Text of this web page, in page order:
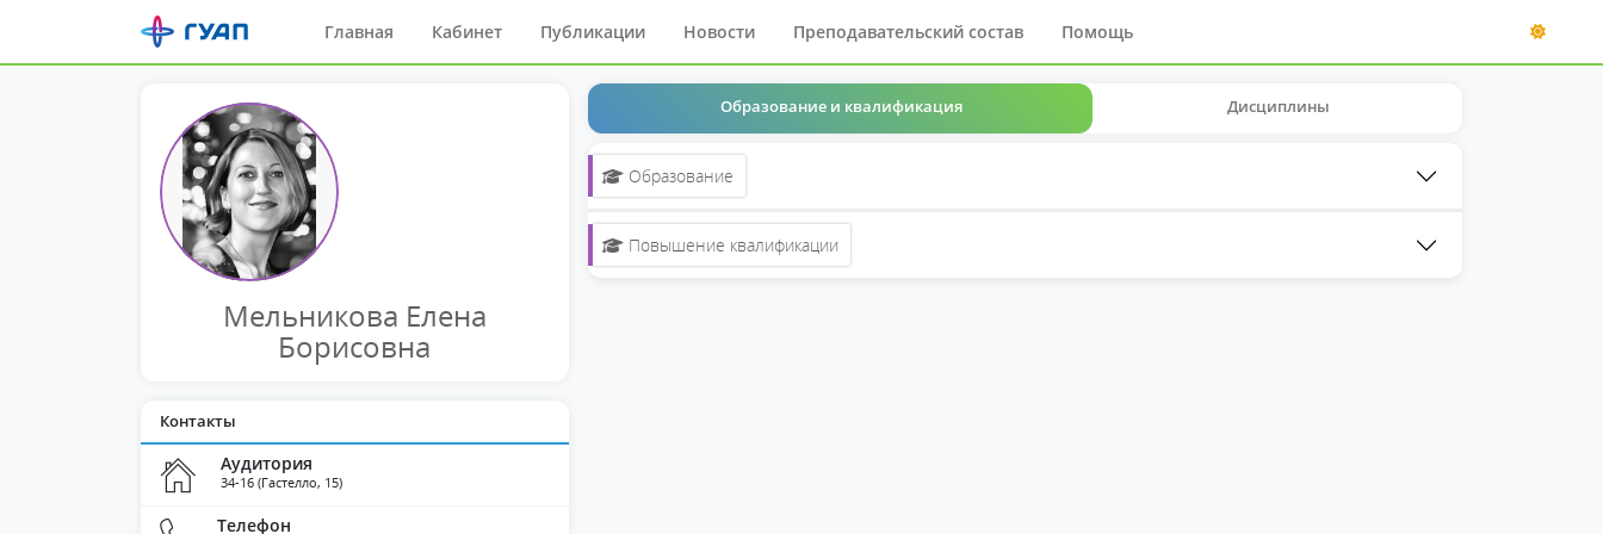
Главная Кабинет Публикации Новости Преподавательский состав Помощь
Мельникова Елена
Борисовна
Контакты
Аудитория
34-16 (Гастелло, 15)
Телефон
Образование и квалификация Дисциплины
Образование
Повышение квалификации